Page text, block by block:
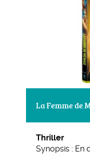
La Femme de
Thriller
Synopsis : En